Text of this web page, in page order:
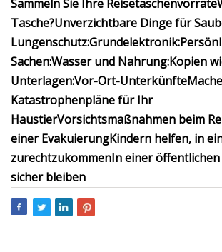
Sammeln Sie Ihre Reisetaschenvorräte
Tasche?Unverzichtbare Dinge für
Lungenschutz:Grundelektronik:
Sachen:Wasser und Nahrung:Kopien
Unterlagen:Vor-Ort-Unterkünfte
Katastrophenpläne für Ihr
HaustierVorsichtsmaßnahmen beim
einer EvakuierungKindern helfen, in
zurechtzukommenIn einer
sicher bleiben